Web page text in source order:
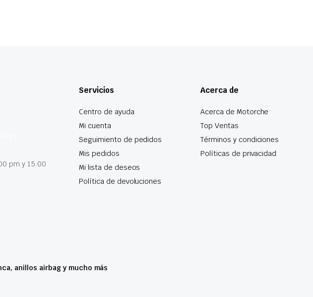
pm y 15:00
Servicios
Centro de ayuda
Mi cuenta
Seguimiento de pedidos
Mis pedidos
Mi lista de deseos
Política de devoluciones
Acerca de
Acerca de Motorche
Top Ventas
Términos y condiciones
Políticas de privacidad
anillos airbag y mucho más